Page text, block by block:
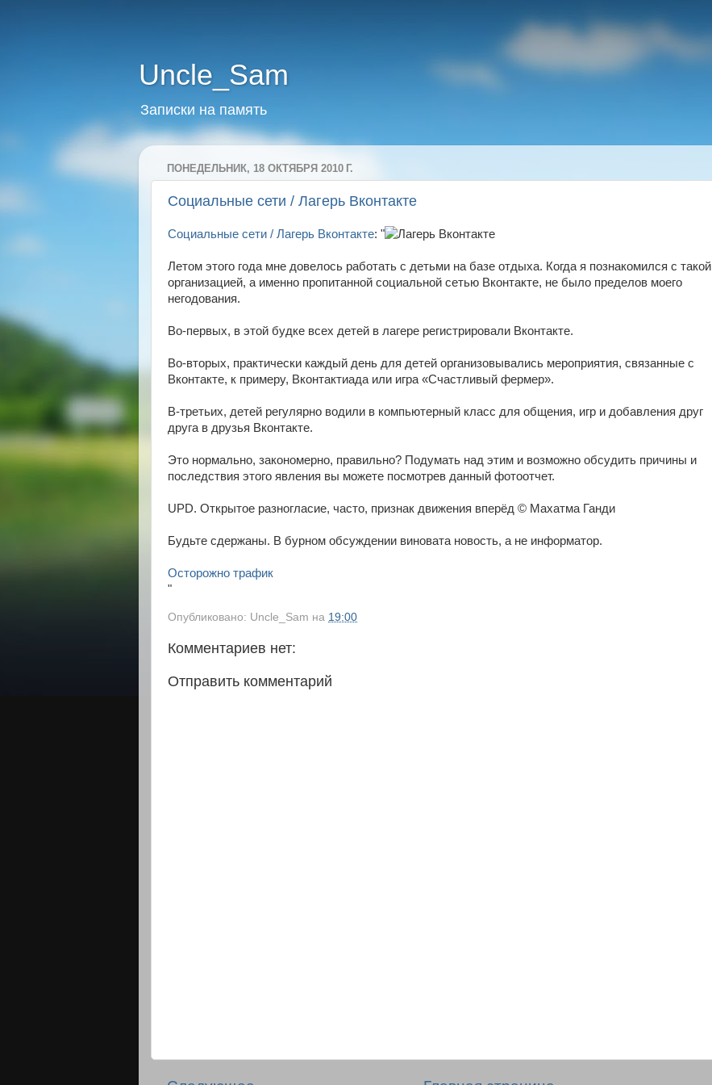
Uncle_Sam
Записки на память
ПОНЕДЕЛЬНИК, 18 ОКТЯБРЯ 2010 Г.
Социальные сети / Лагерь Вконтакте
Социальные сети / Лагерь Вконтакте: "
Летом этого года мне довелось работать с детьми на базе отдыха. Когда я познакомился с такой
организацией, а именно пропитанной социальной сетью Вконтакте, не было пределов моего
негодования.
Во-первых, в этой будке всех детей в лагере регистрировали Вконтакте.
Во-вторых, практически каждый день для детей организовывались мероприятия, связанные с
Вконтакте, к примеру, Вконтактиада или игра «Счастливый фермер».
В-третьих, детей регулярно водили в компьютерный класс для общения, игр и добавления друг
друга в друзья Вконтакте.
Это нормально, закономерно, правильно? Подумать над этим и возможно обсудить причины и
последствия этого явления вы можете посмотрев данный фотоотчет.
UPD. Открытое разногласие, часто, признак движения вперёд © Махатма Ганди
Будьте сдержаны. В бурном обсуждении виновата новость, а не информатор.
Осторожно трафик
"
Опубликовано: Uncle_Sam на 19:00
Комментариев нет:
Отправить комментарий